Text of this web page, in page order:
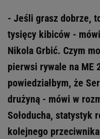
- Jeśli grasz dobrze,
tysięcy kibiców -
Nikola Grbić. Czym
pierwsi rywale na ME
powiedziałbym, że
drużyną - mówi w
Sołoducha, statystyk
kolejnego